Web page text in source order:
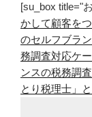
[su_box title="
かして顧客を
のセルフブラ
務調査対応ケ
ンスの税務調
とり税理士」